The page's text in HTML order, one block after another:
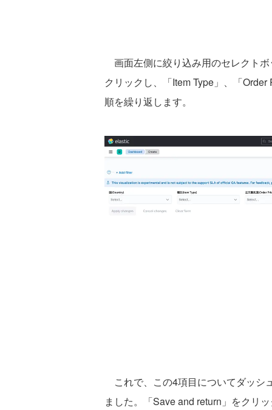
画面左側に絞り込み用のセレクト
クリックし、「Item Type」、「
順を繰り返します。
これで、この4項目についてダッシ
ました。「Save and return」をクリ